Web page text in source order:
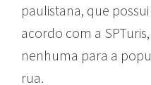
paulistana, que
acordo com a
nenhuma para a
rua.